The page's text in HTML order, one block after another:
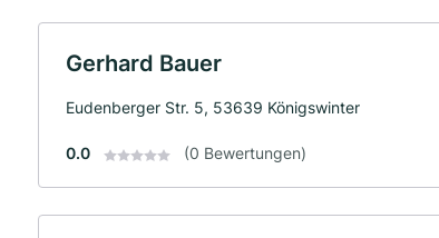
Gerhard Bauer
Eudenberger Str. 5, 53639 Königswinter
0.0 (0 Bewertungen)